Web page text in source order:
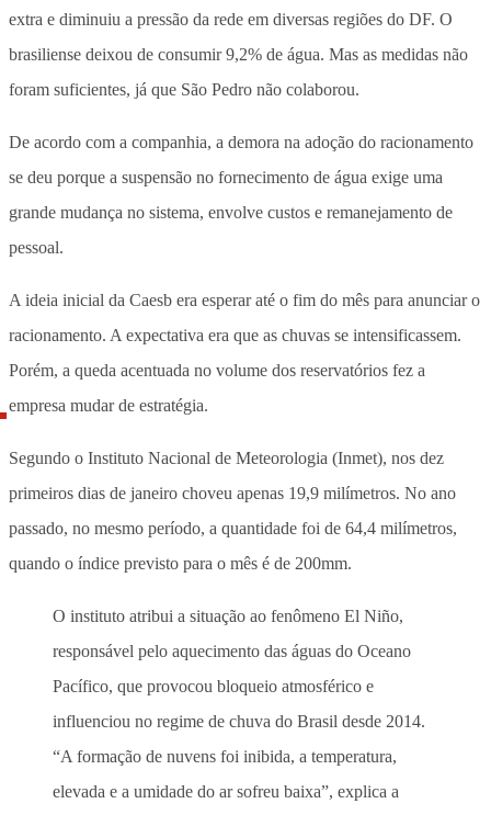
extra e diminuiu a pressão da rede em diversas regiões do DF. O
brasiliense deixou de consumir 9,2% de água. Mas as medidas não
foram suficientes, já que São Pedro não colaborou.
De acordo com a companhia, a demora na adoção do racionamento
se deu porque a suspensão no fornecimento de água exige uma
grande mudança no sistema, envolve custos e remanejamento de
pessoal.
A ideia inicial da Caesb era esperar até o fim do mês para anunciar o
racionamento. A expectativa era que as chuvas se intensificassem.
Porém, a queda acentuada no volume dos reservatórios fez a
empresa mudar de estratégia.
Segundo o Instituto Nacional de Meteorologia (Inmet), nos dez
primeiros dias de janeiro choveu apenas 19,9 milímetros. No ano
passado, no mesmo período, a quantidade foi de 64,4 milímetros,
quando o índice previsto para o mês é de 200mm.
O instituto atribui a situação ao fenômeno El Niño,
responsável pelo aquecimento das águas do Oceano
Pacífico, que provocou bloqueio atmosférico e
influenciou no regime de chuva do Brasil desde 2014.
“A formação de nuvens foi inibida, a temperatura,
elevada e a umidade do ar sofreu baixa”, explica a